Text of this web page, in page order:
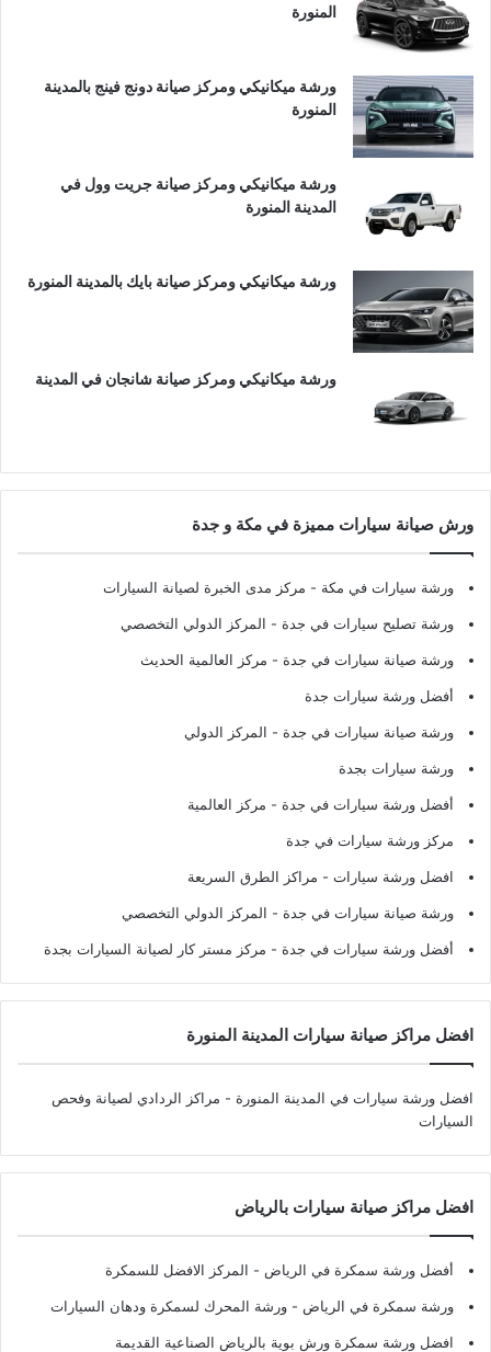
المنورة
ورشة ميكانيكي ومركز صيانة دونج فينج بالمدينة
المنورة
ورشة ميكانيكي ومركز صيانة جريت وول في
المدينة المنورة
ورشة ميكانيكي ومركز صيانة بايك بالمدينة المنورة
ورشة ميكانيكي ومركز صيانة شانجان في المدينة
ورش صيانة سيارات مميزة في مكة و جدة
ورشة سيارات في مكة - مركز مدى الخبرة لصيانة السيارات
ورشة تصليح سيارات في جدة - المركز الدولي التخصصي
ورشة صيانة سيارات في جدة - مركز العالمية الحديث
أفضل ورشة سيارات جدة
ورشة صيانة سيارات في جدة - المركز الدولي
ورشة سيارات بجدة
أفضل ورشة سيارات في جدة - مركز العالمية
مركز ورشة سيارات في جدة
افضل ورشة سيارات - مراكز الطرق السريعة
ورشة صيانة سيارات في جدة - المركز الدولي التخصصي
أفضل ورشة سيارات في جدة - مركز مستر كار لصيانة السيارات بجدة
افضل مراكز صيانة سيارات المدينة المنورة
افضل ورشة سيارات في المدينة المنورة - مراكز الردادي لصيانة وفحص
السيارات
افضل مراكز صيانة سيارات بالرياض
أفضل ورشة سمكرة في الرياض - المركز الافضل للسمكرة
ورشة سمكرة في الرياض - ورشة المحرك لسمكرة ودهان السيارات
افضل ورشة سمكرة ورش بوية بالرياض الصناعية القديمة